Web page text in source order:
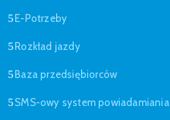
E-Potrzeby
Rozkład jazdy
Baza przedsiębiorców
SMS-owy system powiadamiania